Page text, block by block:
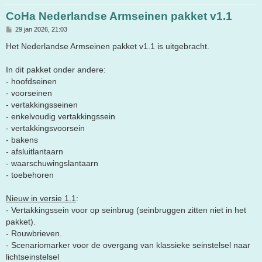
CoHa Nederlandse Armseinen pakket v1.1
B
r
29 jan 2026, 21:03
Het Nederlandse Armseinen pakket v1.1 is uitgebracht.
In dit pakket onder andere:
- hoofdseinen
- voorseinen
- vertakkingsseinen
- enkelvoudig vertakkingssein
- vertakkingsvoorsein
- bakens
- afsluitlantaarn
- waarschuwingslantaarn
- toebehoren
Nieuw in versie 1.1 :
- Vertakkingssein voor op seinbrug (seinbruggen zitten niet in het
pakket).
- Rouwbrieven.
- Scenariomarker voor de overgang van klassieke seinstelsel naar
lichtseinstelsel